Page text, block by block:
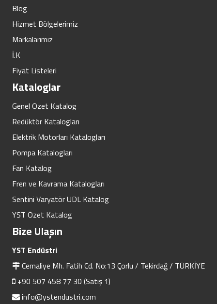
Blog
Hizmet Bölgelerimiz
Markalarımız
İ.K
Fiyat Listeleri
Kataloglar
Genel Ozet Katalog
Redüktör Katalogları
Elektrik Motorları Katalogları
Pompa Katalogları
Fan Katalog
Fren ve Kavrama Katalogları
Sentini Varyatör UDL Katalog
YST Özet Katalog
Bize Ulaşın
YST Endüstri
Cemaliye Mh. Fatih Cd. No:13 Çorlu / Tekirdağ / TÜRKİYE
+90 507 458 77 30 (Satış 1)
info@ystendustri.com